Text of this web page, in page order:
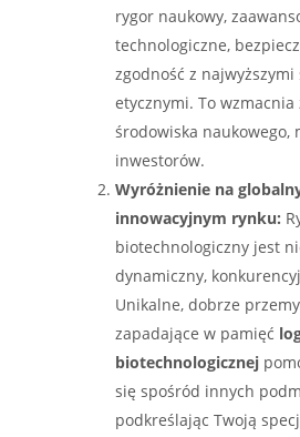
rygor naukowy,
technologiczne,
zgodność z
etycznymi. To
środowiska naukowego,
inwestorów.
Wyróżnienie na
innowacyjnym rynku:
biotechnologiczny jest
dynamiczny,
Unikalne, dobrze
zapadające w pamięć
biotechnologicznej
się spośród innych
podkreślając Twoją